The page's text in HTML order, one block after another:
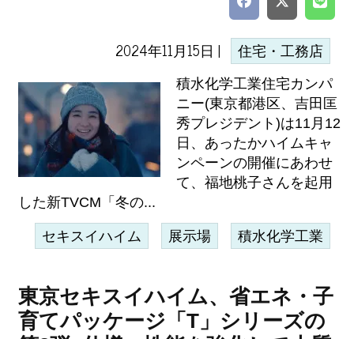
2024年11月15日 | 住宅・工務店
積水化学工業住宅カンパ
ニー(東京都港区、吉田匡
秀プレジデント)は11月12
日、あったかハイムキャ
ンペーンの開催にあわせ
て、福地桃子さんを起用
した新TVCM「冬の...
セキスイハイム 展示場 積水化学工業
東京セキスイハイム、省エネ・子
育てパッケージ「T」シリーズの